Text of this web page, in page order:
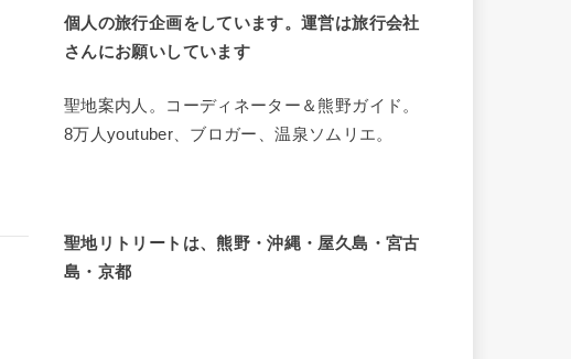
個人の旅行企画をしています。運営は旅行会社
さんにお願いしています
聖地案内人。コーディネーター＆熊野ガイド。
8万人youtuber、ブロガー、温泉ソムリエ。
聖地リトリートは、熊野・沖縄・屋久島・宮古
島・京都